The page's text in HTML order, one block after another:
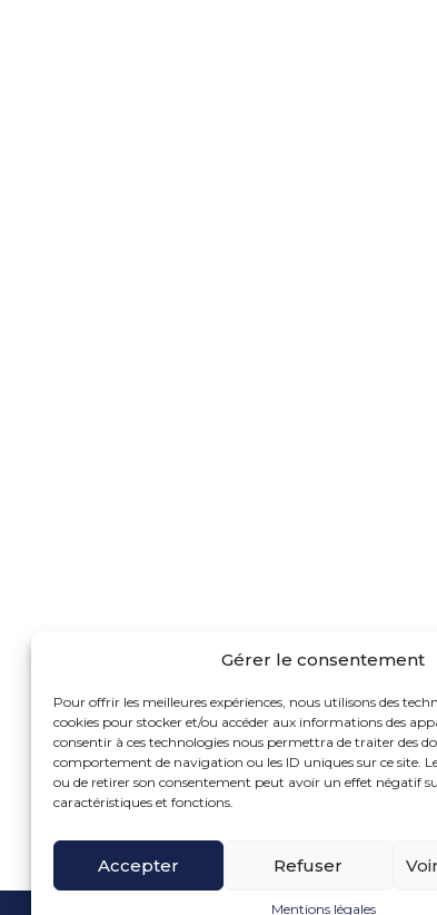
Gérer le consentement
Pour offrir les meilleures expériences, nous utilisons des
cookies pour stocker et/ou accéder aux informations des
consentir à ces technologies nous permettra de traiter des
comportement de navigation ou les ID uniques sur ce site.
ou de retirer son consentement peut avoir un effet négatif
caractéristiques et fonctions.
Accepter Refuser
Mentions légales
Footer
Principale